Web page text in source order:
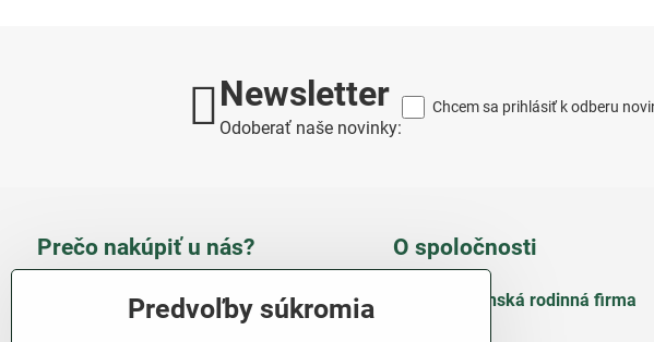
Newsletter
Odoberať naše novinky:
Chcem sa prihlásiť k odberu
Prečo nakúpiť u nás?
Takmer 100 % spokojných
zákazníkov
O spoločnosti
Slovenská rodinná firma
Predvoľby súkromia